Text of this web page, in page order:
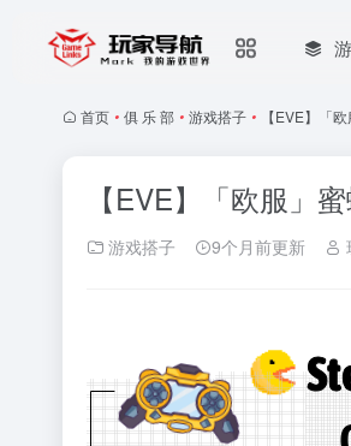
首页 • 俱 乐 部 • 游戏搭子 • 【EVE】「
【EVE】「欧服」
游戏搭子 9个月前更新